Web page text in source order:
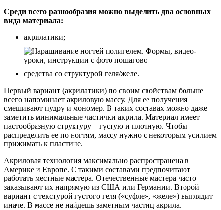
Среди всего разнообразия можно выделить два основных
вида материала:
акрилатики;
средства со структурой геля/желе.
Первый вариант (акрилатики) по своим свойствам больше
всего напоминает акриловую массу. Для ее получения
смешивают пудру и мономер. В таких составах можно даже
заметить минимальные частички акрила. Материал имеет
пастообразную структуру – густую и плотную. Чтобы
распределить ее по ногтям, массу нужно с некоторым усилием
прижимать к пластине.
Акриловая технология максимально распространена в
Америке и Европе. С такими составами предпочитают
работать местные мастера. Отечественные мастера часто
заказывают их напрямую из США или Германии. Второй
вариант с текстурой густого геля («суфле», «желе») выглядит
иначе. В массе не найдешь заметным частиц акрила.